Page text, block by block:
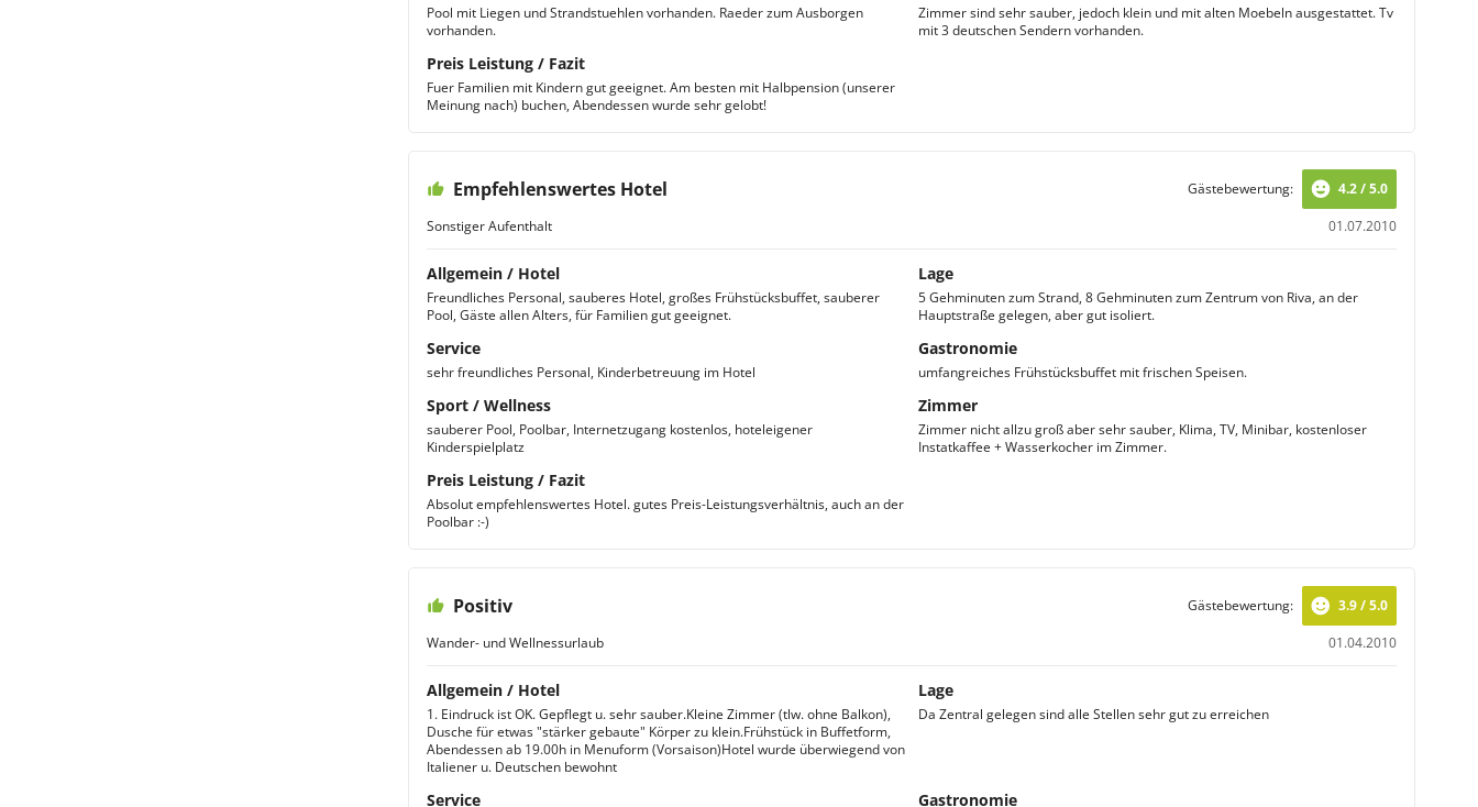
Pool mit Liegen und Strandstuehlen vorhanden. Raeder zum Ausborgen
vorhanden.
Zimmer sind sehr sauber, jedoch klein und mit alten Moebeln ausgestattet. Tv
mit 3 deutschen Sendern vorhanden.
Preis Leistung / Fazit
Fuer Familien mit Kindern gut geeignet. Am besten mit Halbpension (unserer
Meinung nach) buchen, Abendessen wurde sehr gelobt!
Empfehlenswertes Hotel
Sonstiger Aufenthalt 01.07.2010
Gästebewertung: 4.2 / 5.0
Allgemein / Hotel
Freundliches Personal, sauberes Hotel, großes Frühstücksbuffet, sauberer
Pool, Gäste allen Alters, für Familien gut geeignet.
Lage
5 Gehminuten zum Strand, 8 Gehminuten zum Zentrum von Riva, an der
Hauptstraße gelegen, aber gut isoliert.
Service
sehr freundliches Personal, Kinderbetreuung im Hotel
Gastronomie
umfangreiches Frühstücksbuffet mit frischen Speisen.
Sport / Wellness
sauberer Pool, Poolbar, Internetzugang kostenlos, hoteleigener
Kinderspielplatz
Zimmer
Zimmer nicht allzu groß aber sehr sauber, Klima, TV, Minibar, kostenloser
Instatkaffee + Wasserkocher im Zimmer.
Preis Leistung / Fazit
Absolut empfehlenswertes Hotel. gutes Preis-Leistungsverhältnis, auch an der
Poolbar :-)
Positiv
Wander- und Wellnessurlaub 01.04.2010
Gästebewertung: 3.9 / 5.0
Allgemein / Hotel
1. Eindruck ist OK. Gepflegt u. sehr sauber.Kleine Zimmer (tlw. ohne Balkon),
Dusche für etwas "stärker gebaute" Körper zu klein.Frühstück in Buffetform,
Abendessen ab 19.00h in Menuform (Vorsaison)Hotel wurde überwiegend von
Italiener u. Deutschen bewohnt
Lage
Da Zentral gelegen sind alle Stellen sehr gut zu erreichen
Service Gastronomie